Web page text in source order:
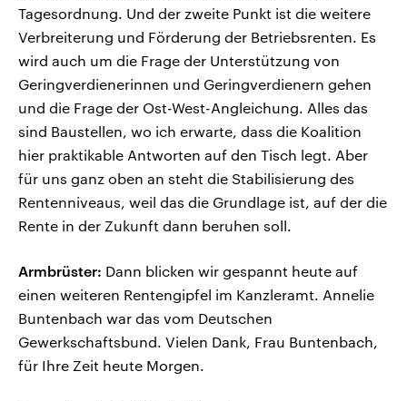
Tagesordnung. Und der zweite Punkt ist die weitere
Verbreiterung und Förderung der Betriebsrenten. Es
wird auch um die Frage der Unterstützung von
Geringverdienerinnen und Geringverdienern gehen
und die Frage der Ost-West-Angleichung. Alles das
sind Baustellen, wo ich erwarte, dass die Koalition
hier praktikable Antworten auf den Tisch legt. Aber
für uns ganz oben an steht die Stabilisierung des
Rentenniveaus, weil das die Grundlage ist, auf der die
Rente in der Zukunft dann beruhen soll.
Armbrüster: Dann blicken wir gespannt heute auf
einen weiteren Rentengipfel im Kanzleramt. Annelie
Buntenbach war das vom Deutschen
Gewerkschaftsbund. Vielen Dank, Frau Buntenbach,
für Ihre Zeit heute Morgen.